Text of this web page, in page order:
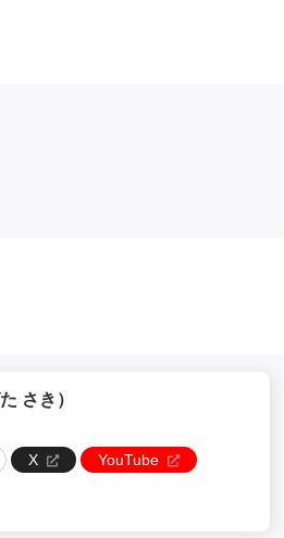
さき）
X YouTube